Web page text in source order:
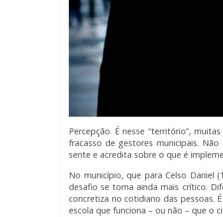
Percepção. É nesse “território”,
fracasso de gestores municipais.
sente e acredita sobre o que é
No município, que para Celso Daniel
desafio se torna ainda mais crítico.
concretiza no cotidiano das pessoas.
escola que funciona – ou não – que o